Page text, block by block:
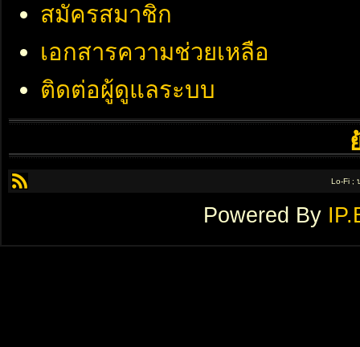
สมัครสมาชิก
เอกสารความช่วยเหลือ
ติดต่อผู้ดูแลระบบ
Lo-Fi ;
Powered By